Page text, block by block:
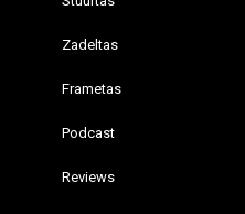
Zadeltas
Frametas
Podcast
Reviews